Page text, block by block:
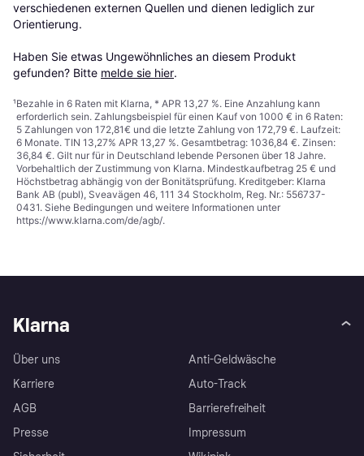
verschiedenen externen Quellen und dienen lediglich zur
Orientierung.
Haben Sie etwas Ungewöhnliches an diesem Produkt
gefunden? Bitte melde sie hier.
¹Bezahle in 6 Raten mit Klarna, * APR 13,27 %. Eine Anzahlung kann
erforderlich sein. Zahlungsbeispiel für einen Kauf von 1000 € in 6 Raten:
5 Zahlungen von 172,81€ und die letzte Zahlung von 172,79 €. Laufzeit:
6 Monate. TIN 13,27% APR 13,27 %. Gesamtbetrag: 1036,84 €. Zinsen:
36,84 €. Gilt nur für in Deutschland lebende Personen über 18 Jahre.
Vorbehaltlich der Zustimmung von Klarna. Mindestkaufbetrag 25 € und
Höchstbetrag abhängig von der Bonitätsprüfung. Kreditgeber: Klarna
Bank AB (publ), Sveavägen 46, 111 34 Stockholm, Reg. Nr.: 556737-
0431. Siehe Bedingungen und weitere Informationen unter
https://www.klarna.com/de/agb/.
Klarna
Über uns
Karriere
AGB
Presse
Anti-Geldwäsche
Auto-Track
Barrierefreiheit
Impressum